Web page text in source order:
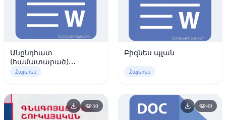
Անընդհատ
(համատարած)
քրոնոմետրաժի
Հայերեն
Բիզնես պլան
Հայերեն
download visibility50 download visibility49